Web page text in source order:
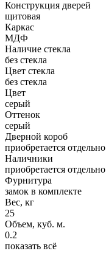
Конструкция дверей
щитовая
Каркас
МДФ
Наличие стекла
без стекла
Цвет стекла
без стекла
Цвет
серый
Оттенок
серый
Дверной короб
приобретается отдельно
Наличники
приобретается отдельно
Фурнитура
замок в комплекте
Вес, кг
25
Объем, куб. м.
0.2
показать всё